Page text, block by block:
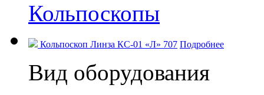
Кольпоскопы
Кольпоскоп Линза КС-01 «Л» 707 Подробнее
Вид оборудования